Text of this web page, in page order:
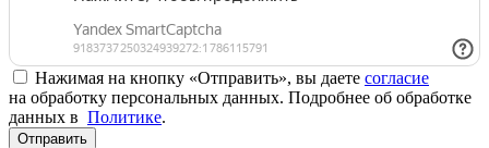
Нажимая на кнопку «Отправить», вы даете согласие
на обработку персональных данных. Подробнее об обработке
данных в Политике.
Отправить